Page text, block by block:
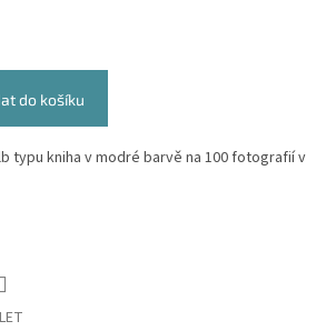
do košíku
typu kniha v modré barvě na 100 fotografií v